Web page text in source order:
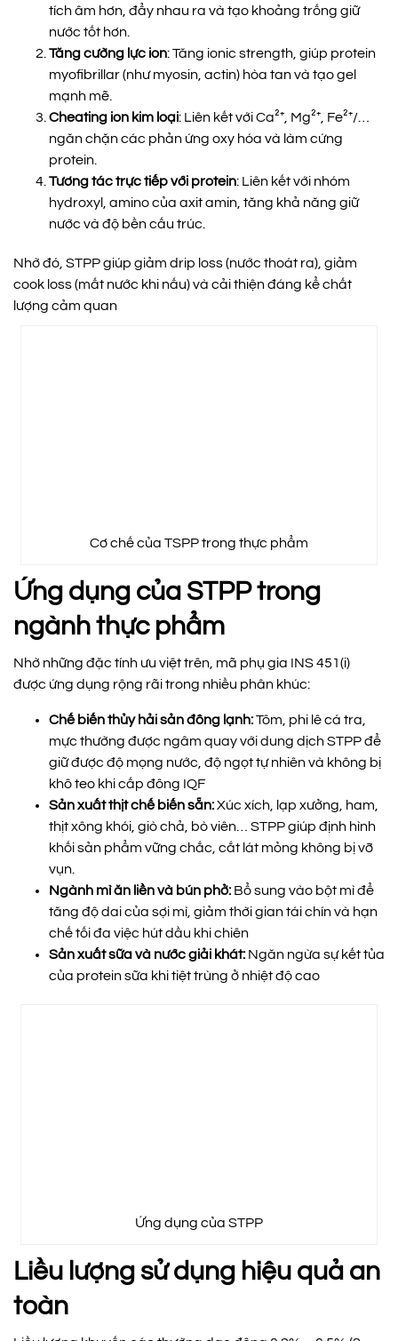
tích âm hơn, đẩy nhau ra và tạo khoảng trống giữ
nước tốt hơn.
Tăng cường lực ion: Tăng ionic strength, giúp protein
myofibrillar (như myosin, actin) hòa tan và tạo gel
mạnh mẽ.
Cheating ion kim loại: Liên kết với Ca²⁺, Mg²⁺, Fe²⁺/…
ngăn chặn các phản ứng oxy hóa và làm cứng
protein.
Tương tác trực tiếp với protein: Liên kết với nhóm
hydroxyl, amino của axit amin, tăng khả năng giữ
nước và độ bền cấu trúc.
Nhờ đó, STPP giúp giảm drip loss (nước thoát ra), giảm
cook loss (mất nước khi nấu) và cải thiện đáng kể chất
lượng cảm quan
Cơ chế của TSPP trong thực phẩm
Ứng dụng của STPP trong
ngành thực phẩm
Nhờ những đặc tính ưu việt trên, mã phụ gia INS 451(i)
được ứng dụng rộng rãi trong nhiều phân khúc:
Chế biến thủy hải sản đông lạnh:Tôm, phi lê cá tra,
mực thường được ngâm quay với dung dịch STPP để
giữ được độ mọng nước, độ ngọt tự nhiên và không bị
khô teo khi cấp đông IQF
Sản xuất thịt chế biến sẵn:Xúc xích, lạp xưởng, ham,
thịt xông khói, giò chả, bò viên… STPP giúp định hình
khối sản phẩm vững chắc, cắt lát mỏng không bị vỡ
vụn.
Ngành mì ăn liền và bún phở: Bổ sung vào bột mì để
tăng độ dai của sợi mì, giảm thời gian tái chín và hạn
chế tối đa việc hút dầu khi chiên
Sản xuất sữa và nước giải khát: Ngăn ngừa sự kết tủa
của protein sữa khi tiệt trùng ở nhiệt độ cao
Ứng dụng của STPP
Liều lượng sử dụng hiệu quả an
toàn